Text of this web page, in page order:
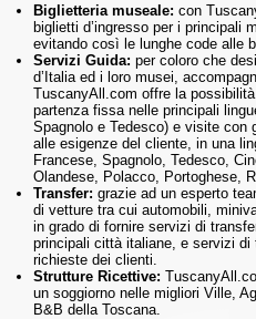
Biglietteria museale: con
biglietti d’ingresso per i principali
evitando così le lunghe code alle
Servizi Guida: per coloro che
d’Italia ed i loro musei,
TuscanyAll.com offre la
partenza fissa nelle principali
Spagnolo e Tedesco) e visite con
alle esigenze del cliente, in una
Francese, Spagnolo, Tedesco,
Olandese, Polacco, Portoghese,
Transfer: grazie ad un esperto
di vetture tra cui automobili,
in grado di fornire servizi di
principali città italiane, e servizi
richieste dei clienti.
Strutture Ricettive:
un soggiorno nelle migliori Ville,
B&B della Toscana.